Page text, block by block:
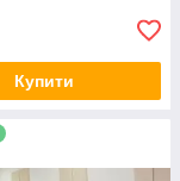
Купити